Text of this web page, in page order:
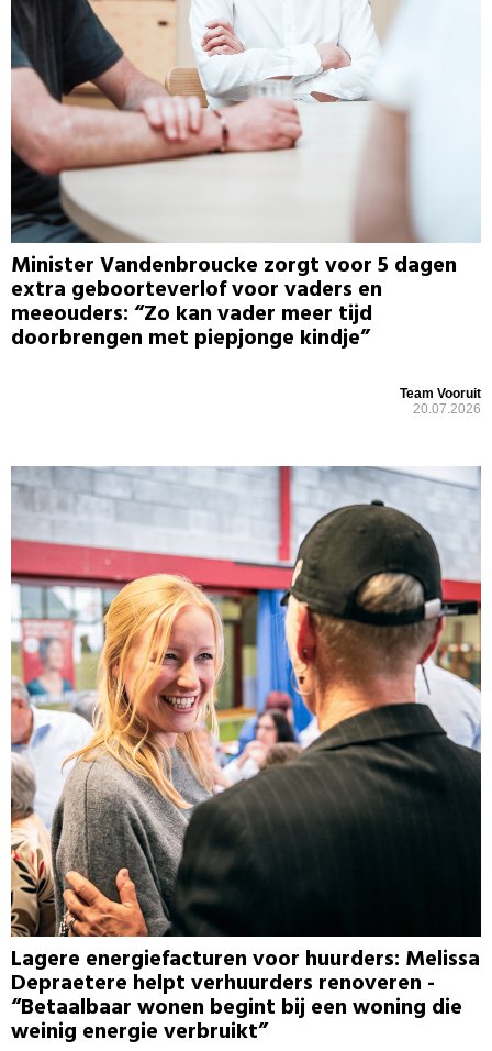
Minister Vandenbroucke zorgt voor 5 dagen
extra geboorteverlof voor vaders en
meeouders: “Zo kan vader meer tijd
doorbrengen met piepjonge kindje”
Team Vooruit
20.07.2026
Lagere energiefacturen voor huurders: Melissa
Depraetere helpt verhuurders renoveren -
“Betaalbaar wonen begint bij een woning die
weinig energie verbruikt”